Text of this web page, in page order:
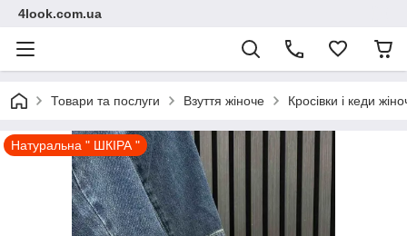
4look.com.ua
Товари та послуги Взуття жіноче Кросівки і кеди
Натуральна " ШКІРА "